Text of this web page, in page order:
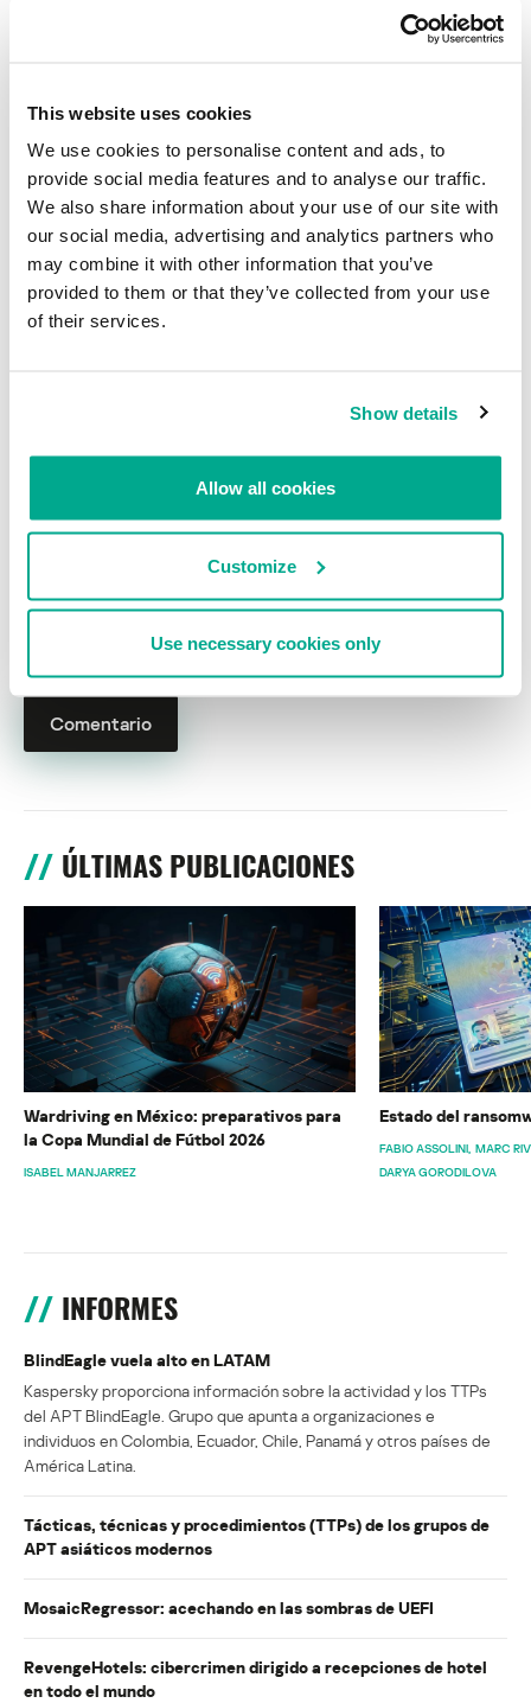
This website uses cookies
We use cookies to personalise content and ads, to
provide social media features and to analyse our traffic.
We also share information about your use of our site with
our social media, advertising and analytics partners who
may combine it with other information that you’ve
provided to them or that they’ve collected from your use
of their services.
Show details
Allow all cookies
Customize
Use necessary cookies only
Quartz
Reuters
Cnet News
Orden ejecutiva de Trump actualiza y
estandariza el estado de la ciberseguridad
campos obligatorios están marcados con*
Nombre* Correo electrónico*
ÚLTIMAS PUBLICACIONES
Wardriving en México: preparativos para
la Copa Mundial de Fútbol 2026
ISABEL MANJARREZ
Estado del
FABIO ASSOLINI MARC
DARYA GORODILOVA
INFORMES
BlindEagle vuela alto en LATAM
Kaspersky proporciona información sobre la actividad y los TTPs
del APT BlindEagle. Grupo que apunta a organizaciones e
individuos en Colombia, Ecuador, Chile, Panamá y otros países de
América Latina.
Tácticas, técnicas y procedimientos (TTPs) de los grupos de
APT asiáticos modernos
MosaicRegressor: acechando en las sombras de UEFI
RevengeHotels: cibercrimen dirigido a recepciones de hotel
en todo el mundo